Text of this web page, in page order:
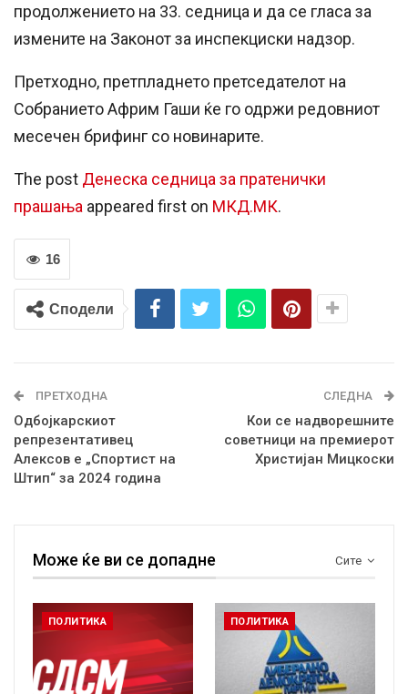
продолжението на 33. седница и да се гласа за
измените на Законот за инспекциски надзор.
Претходно, претпладнето претседателот на
Собранието Африм Гаши ќе го одржи редовниот
месечен брифинг со новинарите.
The post Денеска седница за пратенички
прашања appeared first on МКД.МК.
16
Сподели
ПРЕТХОДНА
Одбојкарскиот
репрезентативец
Алексов е „Спортист на
Штип“ за 2024 година
СЛЕДНА
Кои се надворешните
советници на премиерот
Христијан Мицкоски
Сите
Може ќе ви се допадне
ПОЛИТИКА ПОЛИТИКА